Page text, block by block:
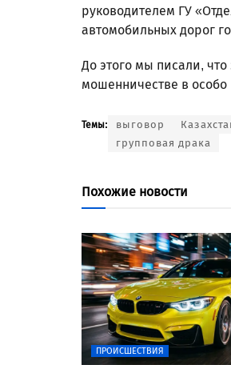
руководителем ГУ
автомобильных дорог
До этого мы писали,
мошенничестве в особо
Темы: выговор
групповая драка
Похожие новости
ПРОИСШЕСТВИЯ